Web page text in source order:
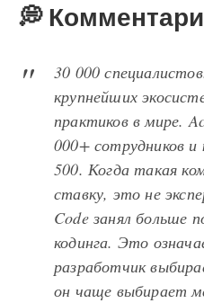
💭
30 000
крупнейших
практиков в мире.
000+ сотрудников
500. Когда такая
ставку, это не
Code занял больше
кодинга. Это
разработчик
он чаще выбирает